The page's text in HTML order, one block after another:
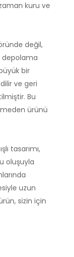
kuru ve
değil,
depolama
bir
ve geri
Bu
ürünü
tasarımı,
oluşuyla
uzun
sizin için